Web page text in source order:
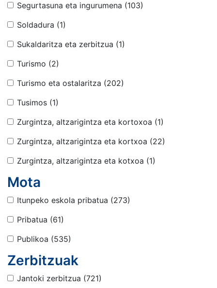
Segurtasuna eta ingurumena (103)
Soldadura (1)
Sukaldaritza eta zerbitzua (1)
Turismo (2)
Turismo eta ostalaritza (202)
Tusimos (1)
Zurgintza, altzarigintza eta kortoxoa (1)
Zurgintza, altzarigintza eta kortxoa (22)
Zurgintza, altzarigintza eta kotxoa (1)
Mota
Itunpeko eskola pribatua (273)
Pribatua (61)
Publikoa (535)
Zerbitzuak
Jantoki zerbitzua (721)